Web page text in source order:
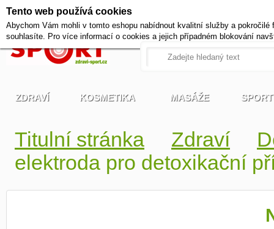
Titulní stránka Zdraví
elektroda pro detoxikační
Pracovní dny od 9 do 17
ZDRAVÍ KOSMETIKA MASÁŽE SPORT
Tento web používá cookies
Abychom Vám mohli v tomto eshopu nabídnout kvalitní služby a
souhlasíte. Pro více informací o cookies a jejich případném blokování